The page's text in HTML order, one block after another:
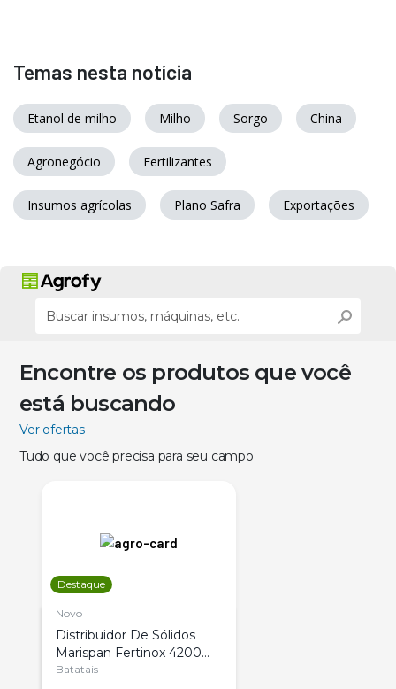
Temas nesta notícia
Etanol de milho Milho Sorgo China
Agronegócio Fertilizantes
Insumos agrícolas Plano Safra Exportações
Encontre os produtos que você
está buscando
Ver ofertas
Tudo que você precisa para seu campo
Destaque
Novo
Distribuidor De Sólidos
Marispan Fertinox 4200
Citrus
Batatais